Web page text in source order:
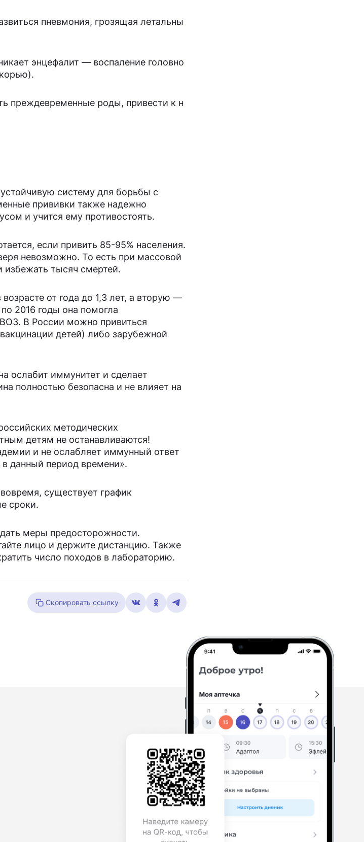
пневмония, грозящая летальны
энцефалит — воспаление головно
преждевременные роды, привести к н
систему для борьбы с
прививки также надежно
и учится ему противостоять.
если привить 85-95% населения.
невозможно. То есть при массовой
тысяч смертей.
от года до 1,3 лет, а вторую —
2016 годы она помогла
ВОЗ. В России можно привиться
детей) либо зарубежной
ослабит иммунитет и сделает
полностью безопасна и не влияет на
методических
детям не останавливаются!
и не ослабляет иммунный ответ
данный период времени».
существует график
сроки.
меры предосторожности.
лицо и держите дистанцию. Также
число походов в лабораторию.
Скопировать ссылку